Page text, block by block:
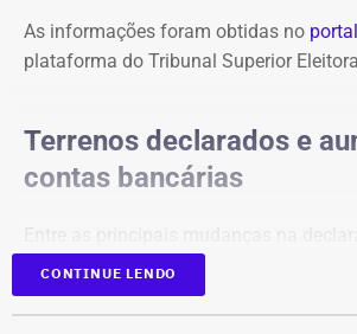
As informações foram obtidas no
plataforma do Tribunal Superior
Terrenos declarados e
contas bancárias
dois terrenos, avaliados em R$ 50 mil e
de um imóvel no valor de R$ 220 mil e
CONTINUE LENDO